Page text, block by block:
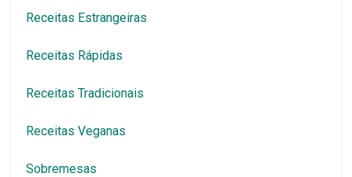
Receitas Estrangeiras
Receitas Rápidas
Receitas Tradicionais
Receitas Veganas
Sobremesas